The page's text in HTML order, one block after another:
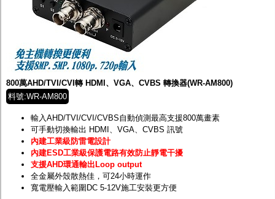
800萬AHD/TVI/CVI轉 HDMI、VGA、CVBS 轉換器(WR-AM800)
料號:WR-AM800
輸入AHD/TVI/CVI/CVBS自動偵測最高支援800萬畫素
可手動切換輸出 HDMI、VGA、CVBS 訊號
內建工業級防雷電設計
內建ESD工業級保護電路有效防止靜電干擾
支援AHD環通輸出Loop output
全金屬外殼散熱佳，可24小時運作
寬電壓輸入範圍DC 5-12V施工安裝更方便